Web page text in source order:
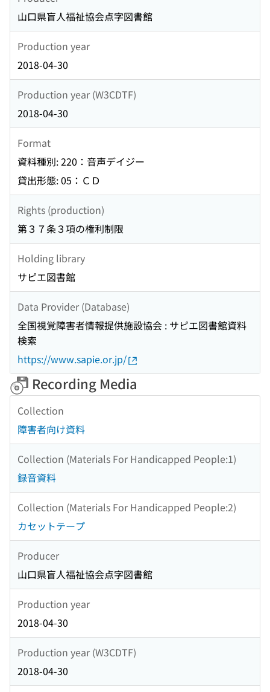
山口県盲人福祉協会点字図書館
Production year
2018-04-30
Production year (W3CDTF)
2018-04-30
Format
資料種別: 220：音声デイジー
貸出形態: 05：ＣＤ
Rights (production)
第３７条３項の権利制限
Holding library
サピエ図書館
Data Provider (Database)
全国視覚障害者情報提供施設協会 : サピエ図書館資料
検索
https://www.sapie.or.jp/
Recording Media
Collection
障害者向け資料
Collection (Materials For Handicapped People:1)
録音資料
Collection (Materials For Handicapped People:2)
カセットテープ
Producer
山口県盲人福祉協会点字図書館
Production year
2018-04-30
Production year (W3CDTF)
2018-04-30